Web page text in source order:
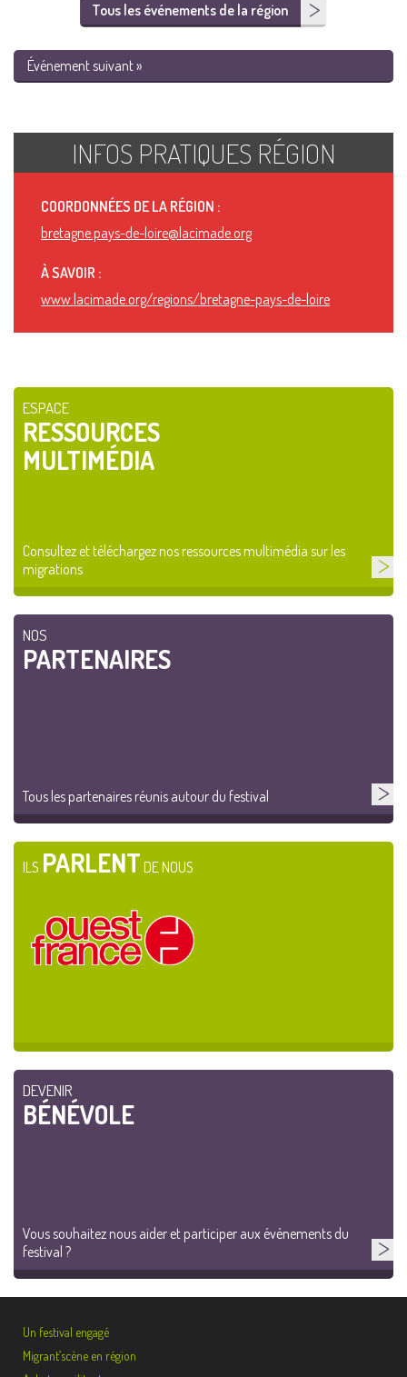
Tous les événements de la région
Événement suivant »
INFOS PRATIQUES RÉGION
COORDONNÉES DE LA RÉGION :
bretagne.pays-de-loire@lacimade.org
À SAVOIR :
www.lacimade.org/regions/bretagne-pays-de-loire
ESPACE
RESSOURCES
MULTIMÉDIA
Consultez et téléchargez nos ressources multimédia sur les
migrations
NOS
PARTENAIRES
Tous les partenaires réunis autour du festival
ILS PARLENT DE NOUS
DEVENIR
BÉNÉVOLE
Vous souhaitez nous aider et participer aux événements du
festival ?
Un festival engagé
Migrant’scène en région